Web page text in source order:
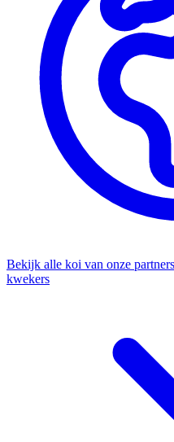
Bekijk alle koi van onze partners
kwekers